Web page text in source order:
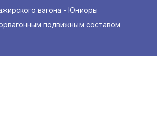
вагона - Юниоры
подвижным составом